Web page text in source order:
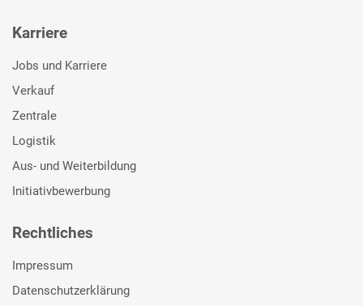
Karriere
Jobs und Karriere
Verkauf
Zentrale
Logistik
Aus- und Weiterbildung
Initiativbewerbung
Rechtliches
Impressum
Datenschutzerklärung